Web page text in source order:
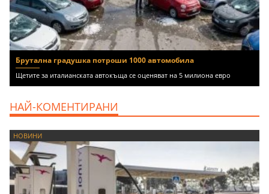
Брутална градушка потроши 1000 автомобила
Щетите за италианската автокъща се оценяват на 5 милиона евро
НАЙ-КОМЕНТИРАНИ
НОВИНИ